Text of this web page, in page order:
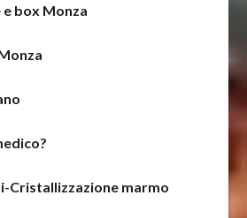
box Monza
Cristallizzazione marmo